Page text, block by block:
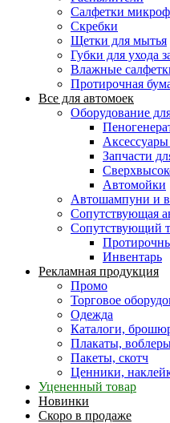
Салфетки
Скребки
Щетки для мытья
Губки для ухода
Влажные
Протирочная
Все для автомоек
Оборудование
Запчасти
Автомойки
Автошампуни и
Сопутствующая
Сопутствующий
Инвентарь
Рекламная продукция
Промо
Торговое
Одежда
Каталоги,
Плакаты,
Пакеты, скотч
Ценники,
Уцененный товар
Новинки
Скоро в продаже